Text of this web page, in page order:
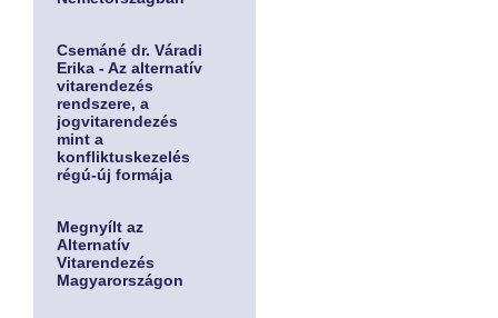
Csemáné dr. Váradi
Erika - Az alternatív
vitarendezés
rendszere, a
jogvitarendezés
mint a
konfliktuskezelés
régú-új formája
Megnyílt az
Alternatív
Vitarendezés
Magyarországon